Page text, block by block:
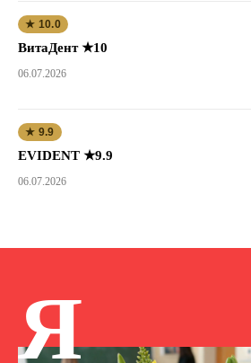
★ 10.0
ВитаДент ★10
06.07.2026
★ 9.9
EVIDENT ★9.9
06.07.2026
Я